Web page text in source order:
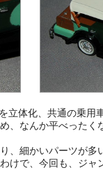
を立体化、共通の乗用
、なんか平べったく
、細かいパーツが多
けで、今回も、ジャ